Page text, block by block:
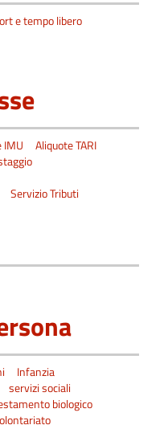
e tempo libero
IMU
Aliquote TARI
Servizio Tributi
Infanzia
servizi sociali
biologico